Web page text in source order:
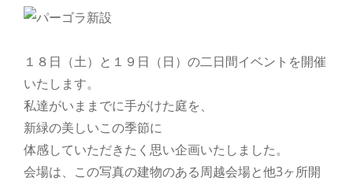
１８日（土）と１９日（日）の二日間イベントを開催
いたします。
私達がいままでに手がけた庭を、
新緑の美しいこの季節に
体感していただきたく思い企画いたしました。
会場は、この写真の建物のある周越会場と他3ヶ所開